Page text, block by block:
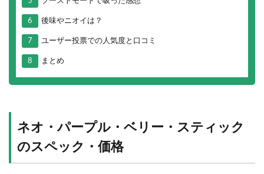
6 後味やニオイは？
7 ユーザー投票での人気度と口コミ
8 まとめ
ネオ・パープル・ベリー・スティック
のスペック・価格